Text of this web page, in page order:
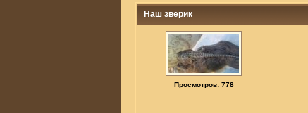
Наш зверик
Просмотров: 778